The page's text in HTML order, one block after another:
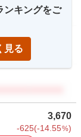
3,670
-625(-14.55%)
ンキングをご
見る